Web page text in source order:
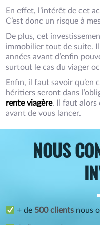
En effet, l’intérêt de cet
C’est donc un risque à
De plus, cet
immobilier tout de suite.
années avant d’enfin
surtout le cas du viager
Enfin, il faut savoir qu’en
héritiers seront dans
rente viagère. Il faut alors
avant de vous lancer.
NOUS
+ de 500 clients nous